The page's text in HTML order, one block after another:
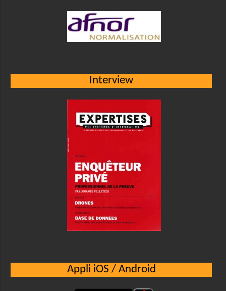
Interview
Appli iOS / Android